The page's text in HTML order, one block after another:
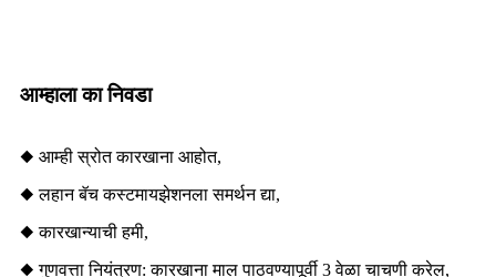
आम्हाला का निवडा
◆ आम्ही स्रोत कारखाना आहोत,
◆ लहान बॅच कस्टमायझेशनला समर्थन द्या,
◆ कारखान्याची हमी,
◆ गुणवत्ता नियंत्रण: कारखाना माल पाठवण्यापूर्वी 3 वेळा चाचणी करेल,